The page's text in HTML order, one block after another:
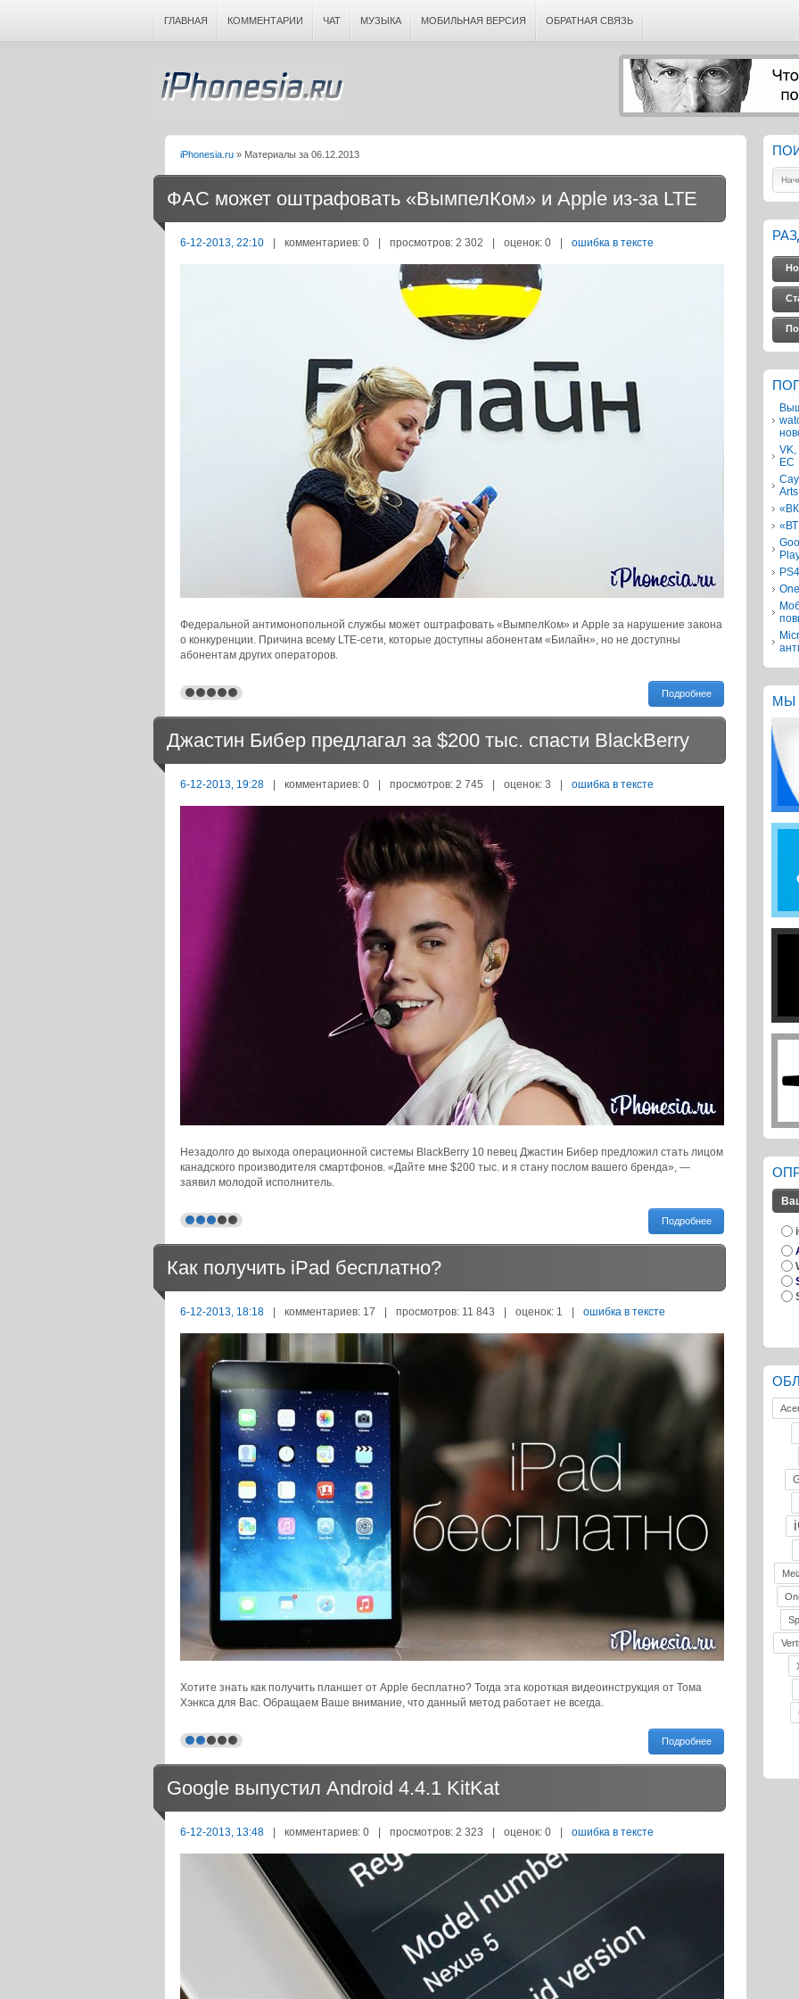
ГЛАВНАЯ КОММЕНТАРИИ ЧАТ МУЗЫКА МОБИЛЬНАЯ ВЕРСИЯ ОБРАТНАЯ СВЯЗЬ
iPhonesia.ru » Материалы за 06.12.2013
ФАС может оштрафовать «ВымпелКом» и Apple из-за LTE
6-12-2013, 22:10 | комментариев: 0 | просмотров: 2 302 | оценок: 0 | ошибка в тексте
Федеральной антимонопольной службы может оштрафовать «ВымпелКом» и Apple за нарушение закона
о конкуренции. Причина всему LTE-сети, которые доступны абонентам «Билайн», но не доступны
абонентам других операторов.
Подробнее
Джастин Бибер предлагал за $200 тыс. спасти BlackBerry
6-12-2013, 19:28 | комментариев: 0 | просмотров: 2 745 | оценок: 3 | ошибка в тексте
Незадолго до выхода операционной системы BlackBerry 10 певец Джастин Бибер предложил стать лицом
канадского производителя смартфонов. «Дайте мне $200 тыс. и я стану послом вашего бренда», —
заявил молодой исполнитель.
Подробнее
Как получить iPad бесплатно?
6-12-2013, 18:18 | комментариев: 17 | просмотров: 11 843 | оценок: 1 | ошибка в тексте
Хотите знать как получить планшет от Apple бесплатно? Тогда эта короткая видеоинструкция от Тома
Хэнкса для Вас. Обращаем Ваше внимание, что данный метод работает не всегда.
Подробнее
Google выпустил Android 4.4.1 KitKat
6-12-2013, 13:48 | комментариев: 0 | просмотров: 2 323 | оценок: 0 | ошибка в тексте
VK,
ЕС
Arts
МЫ